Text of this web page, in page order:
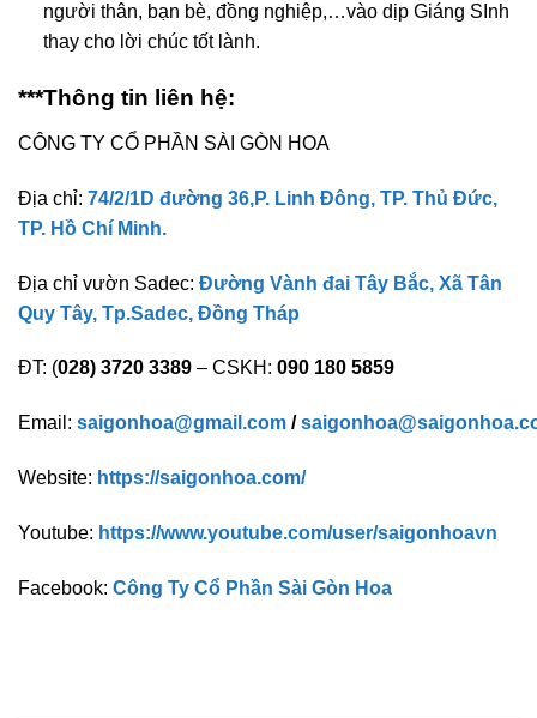
người thân, bạn bè, đồng nghiệp,…vào dịp Giáng SInh
thay cho lời chúc tốt lành.
***Thông tin liên hệ:
CÔNG TY CỔ PHẦN SÀI GÒN HOA
Địa chỉ: 74/2/1D đường 36,P. Linh Đông, TP. Thủ Đức,
TP. Hồ Chí Minh.
Địa chỉ vườn Sadec: Đường Vành đai Tây Bắc, Xã Tân
Quy Tây, Tp.Sadec, Đồng Tháp
ĐT: (028) 3720 3389 – CSKH: 090 180 5859
Email: saigonhoa@gmail.com /
Website: https://saigonhoa.com/
Youtube: https://www.youtube.com/user/saigonhoavn
Facebook: Công Ty Cổ Phần Sài Gòn Hoa